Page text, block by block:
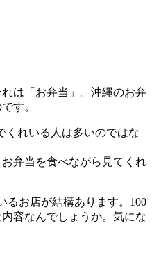
は「お弁当」。沖縄のお弁
す。
くれいる人は多いのではな
弁当を食べながら見てくれ
るお店が結構あります。100
容なんでしょうか。気にな